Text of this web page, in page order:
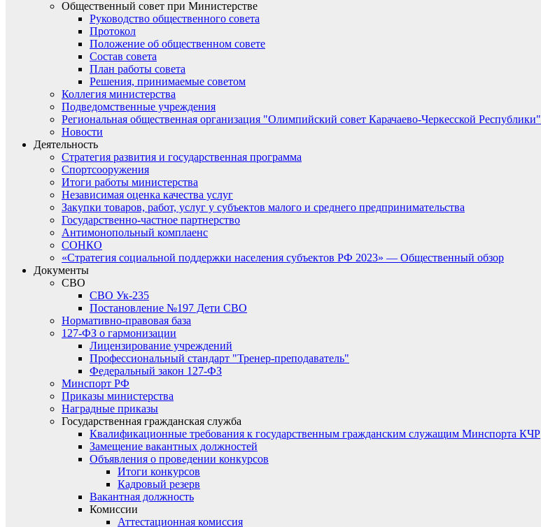
Общественный совет при Министерстве
Руководство общественного совета
Протокол
Положение об общественном совете
Состав совета
План работы совета
Решения, принимаемые советом
Коллегия министерства
Подведомственные учреждения
Региональная общественная организация "Олимпийский совет Карачаево-Черкесской Республики"
Новости
Деятельность
Стратегия развития и государственная программа
Спортсооружения
Итоги работы министерства
Независимая оценка качества услуг
Закупки товаров, работ, услуг у субъектов малого и среднего предпринимательства
Государственно-частное партнерство
Антимонопольный комплаенс
СОНКО
«Стратегия социальной поддержки населения субъектов РФ 2023» — Общественный обзор
Документы
СВО
СВО Ук-235
Постановление №197 Дети СВО
Нормативно-правовая база
127-ФЗ о гармонизации
Лицензирование учреждений
Профессиональный стандарт "Тренер-преподаватель"
Федеральный закон 127-ФЗ
Минспорт РФ
Приказы министерства
Наградные приказы
Государственная гражданская служба
Квалификационные требования к государственным гражданским служащим Минспорта КЧР
Замещение вакантных должностей
Объявления о проведении конкурсов
Итоги конкурсов
Кадровый резерв
Вакантная должность
Комиссии
Аттестационная комиссия